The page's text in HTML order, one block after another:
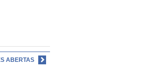
ABERTAS